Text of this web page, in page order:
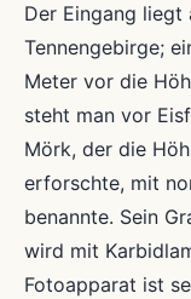
Der Eingang liegt
Tennengebirge;
Meter vor die
steht man vor
Mörk, der die
erforschte, mit
benannte. Sein
wird mit
Fotoapparat ist